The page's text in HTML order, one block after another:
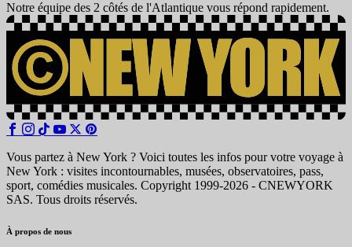
Notre équipe des 2 côtés de l'Atlantique vous répond rapidement.
Vous partez à New York ? Voici toutes les infos pour votre voyage à
New York : visites incontournables, musées, observatoires, pass,
sport, comédies musicales. Copyright 1999-2026 - CNEWYORK
SAS. Tous droits réservés.
À propos de nous